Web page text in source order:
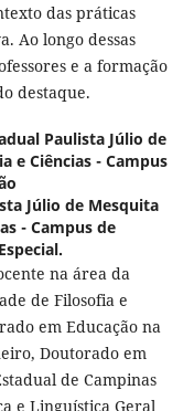
das práticas
Ao longo dessas
e a formação
destaque.
Paulista Júlio de
e Ciências - Campus
Júlio de Mesquita
- Campus de
na área da
de Filosofia e
em Educação na
Doutorado em
de Campinas
e Linguística Geral